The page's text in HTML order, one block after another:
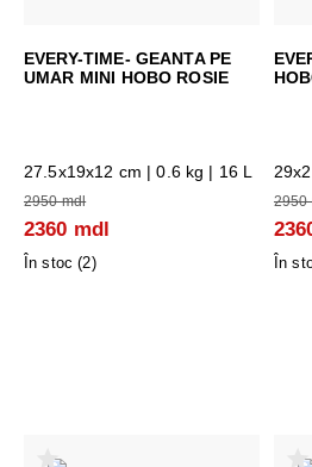
EVERY-TIME- GEANTA PE
UMAR MINI HOBO ROSIE
27.5x19x12 cm | 0.6 kg | 16 L
2950 mdl
2360 mdl
În stoc (2)
2950
În